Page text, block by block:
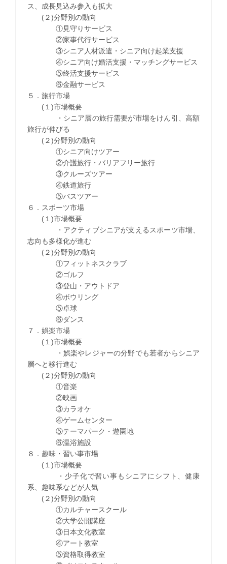
ス、成長見込み参入も拡大
(２)分野別の動向
①見守りサービス
②家事代行サービス
③シニア人材派遣・シニア向け起業支援
④シニア向け婚活支援・マッチングサービス
⑤終活支援サービス
⑥金融サービス
５．旅行市場
(１)市場概要
・シニア層の旅行需要が市場をけん引、高額
旅行が伸びる
(２)分野別の動向
①シニア向けツアー
②介護旅行・バリアフリー旅行
③クルーズツアー
④鉄道旅行
⑤バスツアー
６．スポーツ市場
(１)市場概要
・アクティブシニアが支えるスポーツ市場、
志向も多様化が進む
(２)分野別の動向
①フィットネスクラブ
②ゴルフ
③登山・アウトドア
④ボウリング
⑤卓球
⑥ダンス
７．娯楽市場
(１)市場概要
・娯楽やレジャーの分野でも若者からシニア
層へと移行進む
(２)分野別の動向
①音楽
②映画
③カラオケ
④ゲームセンター
⑤テーマパーク・遊園地
⑥温浴施設
８．趣味・習い事市場
(１)市場概要
・少子化で習い事もシニアにシフト、健康
系、趣味系などが人気
(２)分野別の動向
①カルチャースクール
②大学公開講座
③日本文化教室
④アート教室
⑤資格取得教室